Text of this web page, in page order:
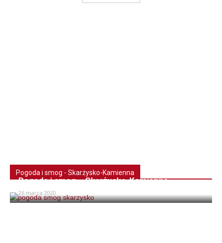
Pogoda i smog - Skarżysko-Kamienna
Pogoda i smog – Skarżysko-Kamienna
26 marca 2020